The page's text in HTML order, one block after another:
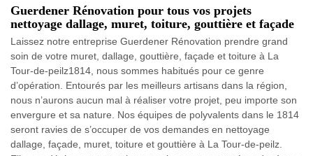
Guerdener Rénovation pour tous vos projets
nettoyage dallage, muret, toiture, gouttière et façade
Laissez notre entreprise Guerdener Rénovation prendre grand
soin de votre muret, dallage, gouttière, façade et toiture à La
Tour-de-peilz1814, nous sommes habitués pour ce genre
d’opération. Entourés par les meilleurs artisans dans la région,
nous n’aurons aucun mal à réaliser votre projet, peu importe son
envergure et sa nature. Nos équipes de polyvalents dans le 1814
seront ravies de s’occuper de vos demandes en nettoyage
dallage, façade, muret, toiture et gouttière à La Tour-de-peilz.